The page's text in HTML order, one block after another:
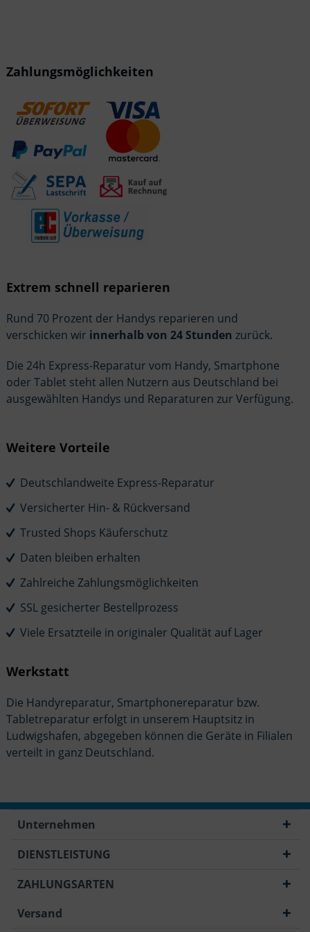
Zahlungsmöglichkeiten
Extrem schnell reparieren
Rund 70 Prozent der Handys reparieren und
verschicken wir innerhalb von 24 Stunden zurück.
Die 24h Express-Reparatur vom Handy, Smartphone
oder Tablet steht allen Nutzern aus Deutschland bei
ausgewählten Handys und Reparaturen zur Verfügung.
Weitere Vorteile
Deutschlandweite Express-Reparatur
Versicherter Hin- & Rückversand
Trusted Shops Käuferschutz
Daten bleiben erhalten
Zahlreiche Zahlungsmöglichkeiten
SSL gesicherter Bestellprozess
Viele Ersatzteile in originaler Qualität auf Lager
Werkstatt
Die Handyreparatur, Smartphonereparatur bzw.
Tabletreparatur erfolgt in unserem Hauptsitz in
Ludwigshafen, abgegeben können die Geräte in Filialen
verteilt in ganz Deutschland.
Unternehmen
DIENSTLEISTUNG
ZAHLUNGSARTEN
Versand